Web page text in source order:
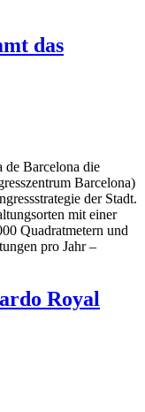
das
de Barcelona die
Barcelona)
der Stadt.
mit einer
Quadratmetern und
pro Jahr –
Royal